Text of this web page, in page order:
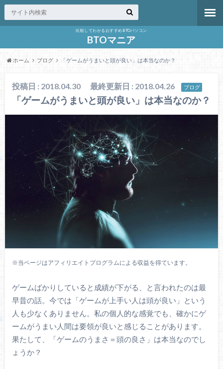
比較してわかるおすすめBTOパソコン
BTOマニア
ホーム ブログ 「ゲームがうまいと頭が良い」は本当なのか？
投稿日 : 2018.04.30 最終更新日 : 2018.04.26 ブログ
「ゲームがうまいと頭が良い」は本当なのか？
※当ページはアフィリエイトプログラムによる収益を得ています。
ゲームばかりしていると成績が下がる、と言われたのは最
早昔の話。今では「ゲームが上手い人は頭が良い」という
人も少なくありません。私の個人的な感覚でも、確かにゲ
ームがうまい人間は要領が良いと感じることがあります。
果たして、「ゲームのうまさ＝頭の良さ」は本当なのでし
ょうか？